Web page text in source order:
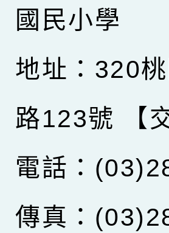
國民小學
地址：320
路123號
【
電話：
傳真：